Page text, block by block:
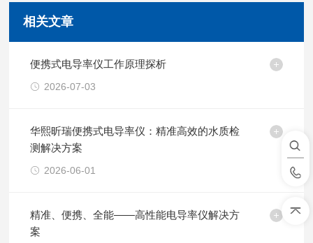
相关文章
便携式电导率仪工作原理探析
2026-07-03
华熙昕瑞便携式电导率仪：精准高效的水质检
测解决方案
2026-06-01
精准、便携、全能——高性能电导率仪解决方
案